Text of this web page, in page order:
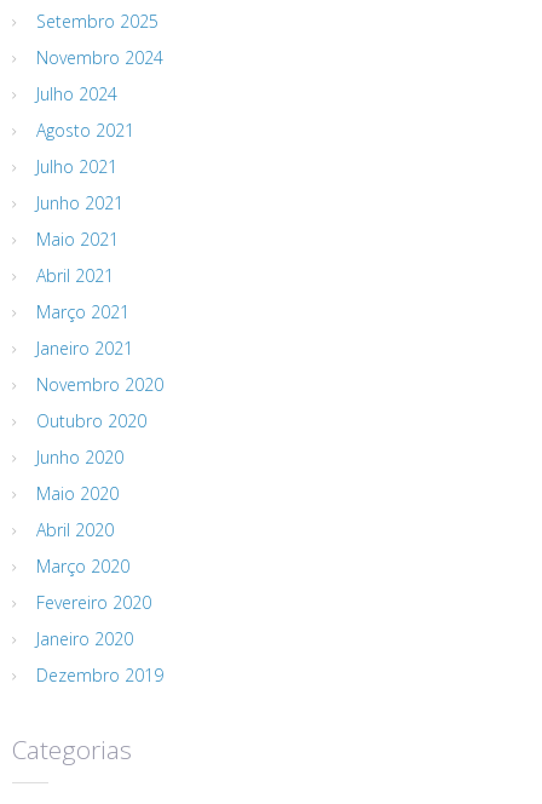
Setembro 2025
Novembro 2024
Julho 2024
Agosto 2021
Julho 2021
Junho 2021
Maio 2021
Abril 2021
Março 2021
Janeiro 2021
Novembro 2020
Outubro 2020
Junho 2020
Maio 2020
Abril 2020
Março 2020
Fevereiro 2020
Janeiro 2020
Dezembro 2019
Categorias